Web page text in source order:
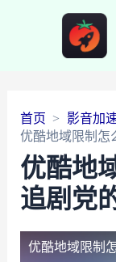
首页
影音加
优酷地域限制怎
优酷地
追剧党
优酷地域限制